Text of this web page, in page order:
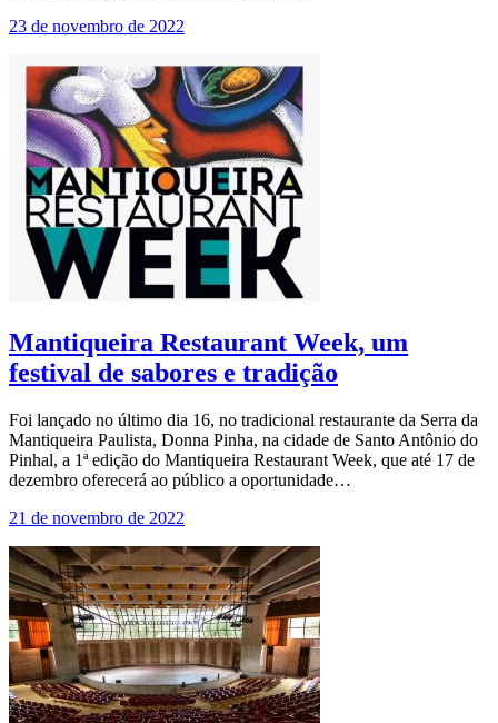
23 de novembro de 2022
Mantiqueira Restaurant Week, um
festival de sabores e tradição
Foi lançado no último dia 16, no tradicional restaurante da Serra da
Mantiqueira Paulista, Donna Pinha, na cidade de Santo Antônio do
Pinhal, a 1ª edição do Mantiqueira Restaurant Week, que até 17 de
dezembro oferecerá ao público a oportunidade…
21 de novembro de 2022